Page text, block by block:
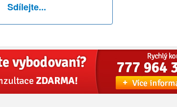
Sdílejte...